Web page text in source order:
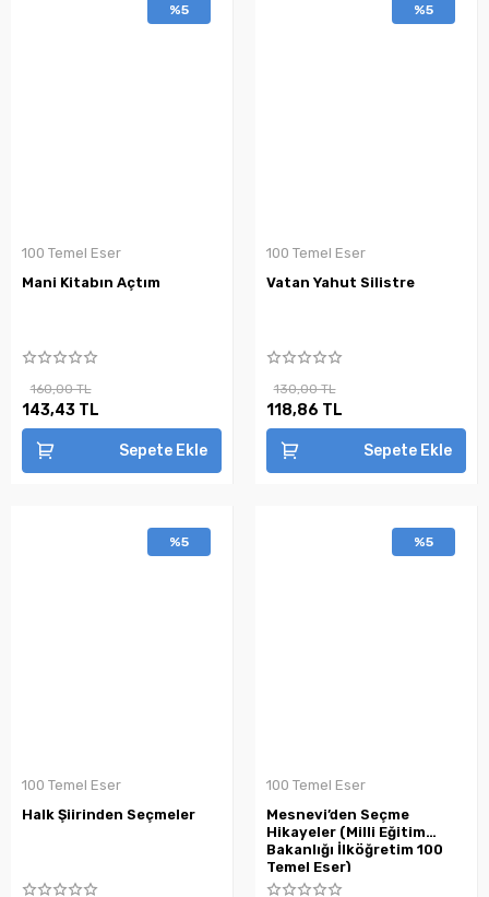
%5
100 Temel Eser
Mani Kitabın Açtım
160,00 TL
143,43 TL
Sepete Ekle
%5
100 Temel Eser
Vatan Yahut Silistre
130,00 TL
118,86 TL
Sepete Ekle
%5
100 Temel Eser
Halk Şiirinden Seçmeler
%5
100 Temel Eser
Mesnevi’den Seçme
Hikayeler (Milli Eğitim
Bakanlığı İlköğretim 100
Temel Eser)